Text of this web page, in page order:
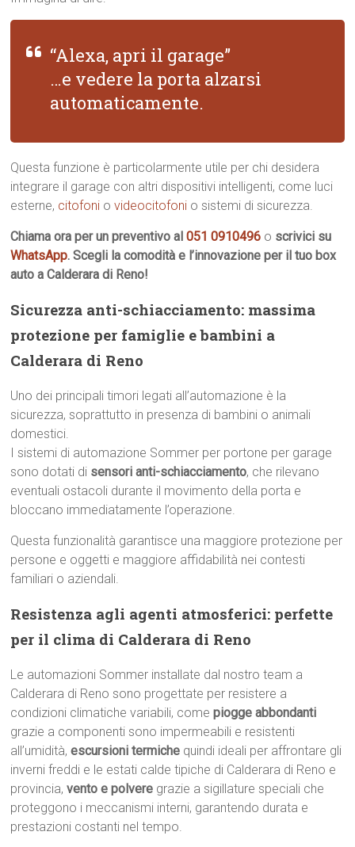
“Alexa, apri il garage”
…e vedere la porta alzarsi
automaticamente.
Questa funzione è particolarmente utile per chi desidera
integrare il garage con altri dispositivi intelligenti, come luci
esterne, citofoni ovideocitofoni o sistemi di sicurezza.
Chiama ora per un preventivo al051 0910496 o scrivici su
WhatsApp. Scegli la comodità e l’innovazione per il tuo box
auto a Calderara di Reno!
Sicurezza anti-schiacciamento: massima
protezione per famiglie e bambini a
Calderara di Reno
Uno dei principali timori legati all’automazione è la
sicurezza, soprattutto in presenza di bambini o animali
domestici.
I sistemi di automazione Sommer per portone per garage
sono dotati di sensori anti-schiacciamento, che rilevano
eventuali ostacoli durante il movimento della porta e
bloccano immediatamente l’operazione.
Questa funzionalità garantisce una maggiore protezione per
persone e oggetti e maggiore affidabilità nei contesti
familiari o aziendali.
Resistenza agli agenti atmosferici: perfette
per il clima di Calderara di Reno
Le automazioni Sommer installate dal nostro team a
Calderara di Reno sono progettate per resistere a
condizioni climatiche variabili, comepiogge abbondanti
grazie a componenti sono impermeabili e resistenti
all’umidità,escursioni termiche quindi ideali per affrontare gli
inverni freddi e le estati calde tipiche di Calderara di Reno e
provincia,vento e polvere grazie a sigillature speciali che
proteggono i meccanismi interni, garantendo durata e
prestazioni costanti nel tempo.